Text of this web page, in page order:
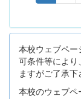
本校ウェブペ
可条件等により
ますがご了承下
本校のウェブ